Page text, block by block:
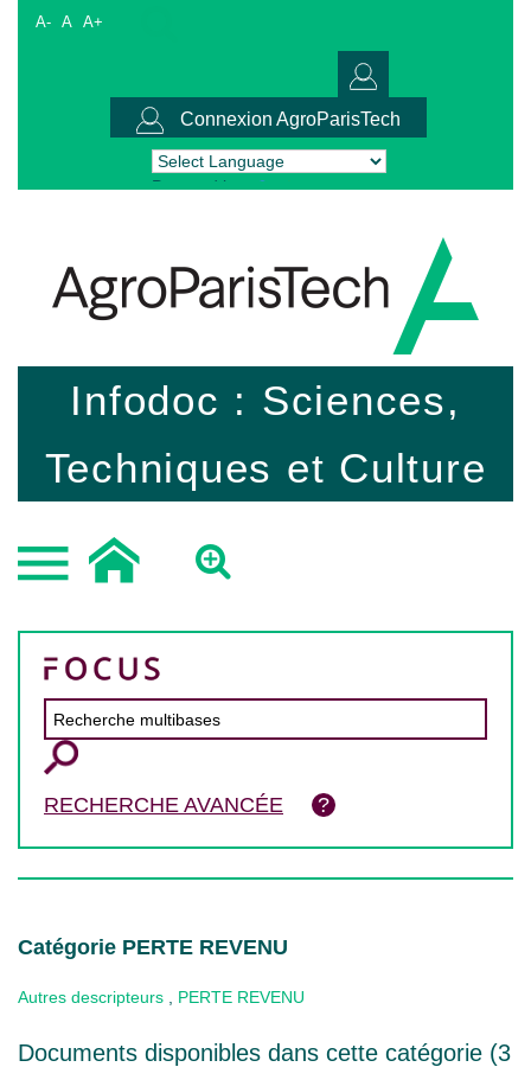
A- A A+
Connexion AgroParisTech
Powered by Translate
Infodoc : Sciences,
Techniques et Culture
RECHERCHE AVANCÉE
Catégorie PERTE REVENU
Autres descripteurs PERTE REVENU
Documents disponibles dans cette catégorie (3